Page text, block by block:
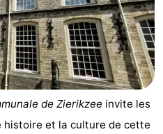
de Zierikzee invite les
et la culture de cette